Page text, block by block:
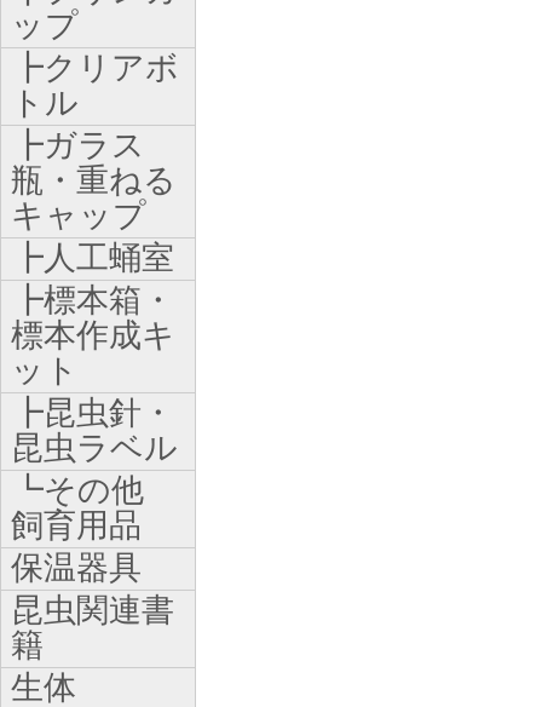
ップ
┣クリアボ
トル
┣ガラス
瓶・重ねる
キャップ
┣人工蛹室
┣標本箱・
標本作成キ
ット
┣昆虫針・
昆虫ラベル
┗その他
飼育用品
保温器具
昆虫関連書
籍
生体